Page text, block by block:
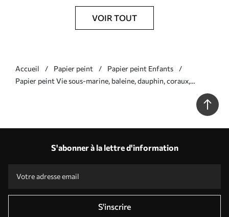
VOIR TOUT
Accueil Papier peint
Papier peint Enfants
Papier peint Vie sous-marine, baleine, dauphin, coraux,
S'abonner à la lettre d'information
S'inscrire